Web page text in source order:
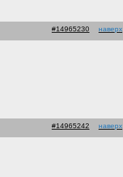
#14965230 наверх
#14965242 наверх